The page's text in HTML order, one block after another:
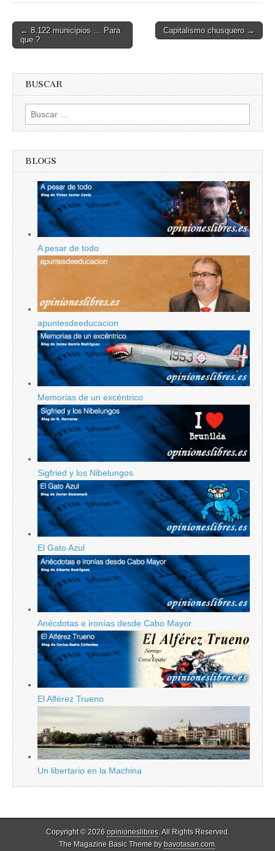
Post
navigation
← 8.122 municipios … Para
que ?
Capitalismo chusquero →
BUSCAR
Buscar:
BLOGS
A pesar de todo
apuntesdeeducacion
Memorias de un excéntrico
Sigfried y los Nibelungos
El Gato Azul
Anécdotas e ironías desde Cabo Mayor
El Alférez Trueno
Un libertario en la Machina
Copyright © 2026 opinioneslibres. All Rights Reserved.
The Magazine Basic Theme bybavotasan.com.